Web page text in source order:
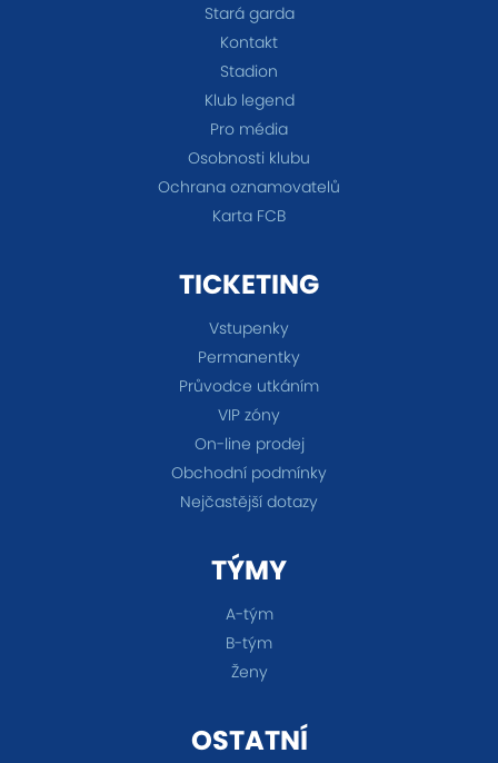
Stará garda
Kontakt
Stadion
Klub legend
Pro média
Osobnosti klubu
Ochrana oznamovatelů
Karta FCB
TICKETING
Vstupenky
Permanentky
Průvodce utkáním
VIP zóny
On-line prodej
Obchodní podmínky
Nejčastější dotazy
TÝMY
A-tým
B-tým
Ženy
OSTATNÍ